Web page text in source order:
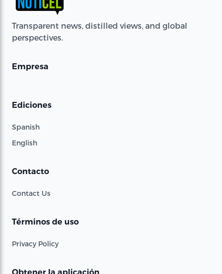
Transparent news, distilled views, and global
perspectives.
Empresa
Ediciones
Spanish
English
Contacto
Contact Us
Términos de uso
Privacy Policy